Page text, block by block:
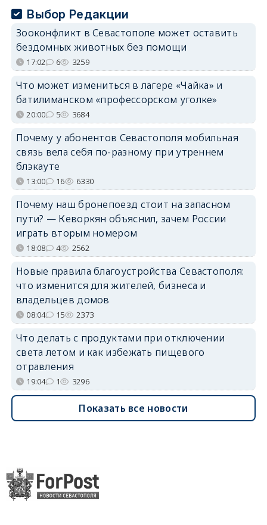
Выбор Редакции
Зооконфликт в Севастополе может оставить
бездомных животных без помощи
17:02 6 3259
Что может измениться в лагере «Чайка» и
батилиманском «профессорском уголке»
20:00 5 3684
Почему у абонентов Севастополя мобильная
связь вела себя по-разному при утреннем
блэкауте
13:00 16 6330
Почему наш бронепоезд стоит на запасном
пути? — Кеворкян объяснил, зачем России
играть вторым номером
18:08 4 2562
Новые правила благоустройства Севастополя:
что изменится для жителей, бизнеса и
владельцев домов
08:04 15 2373
Что делать с продуктами при отключении
света летом и как избежать пищевого
отравления
19:04 1 3296
Показать все новости